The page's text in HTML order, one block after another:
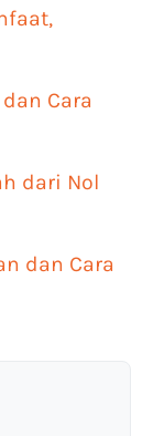
Cara
dari Nol
dan Cara